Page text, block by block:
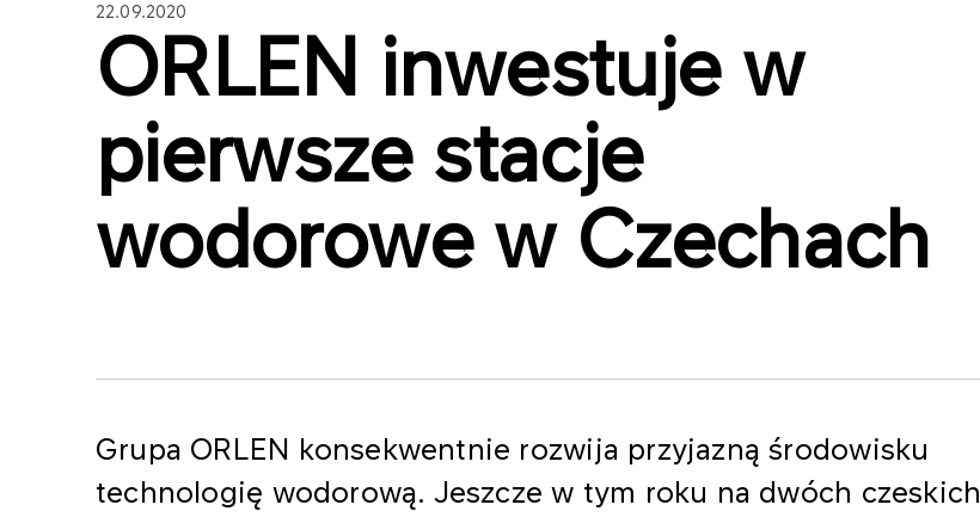
22.09.2020
ORLEN inwestuje w
pierwsze stacje
wodorowe w Czechach
Grupa ORLEN konsekwentnie rozwija przyjazną środowisku
technologię wodorową. Jeszcze w tym roku na dwóch czeskich